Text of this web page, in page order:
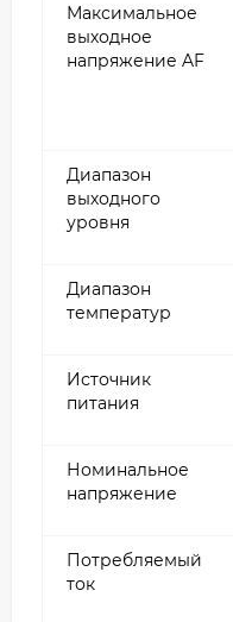
Максимальное
выходное
напряжение AF
Диапазон
выходного
уровня
Диапазон
температур
Источник
питания
Номинальное
напряжение
Потребляемый
ток